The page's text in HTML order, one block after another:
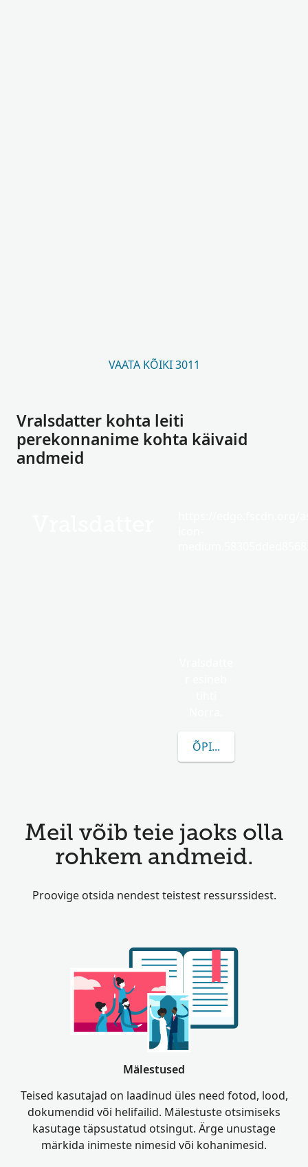
VAATA KÕIKI 3011
Vralsdatter kohta leiti
perekonnanime kohta käivaid
andmeid
ÕPI ROHKEM
Meil võib teie jaoks olla
rohkem andmeid.
Proovige otsida nendest teistest ressurssidest.
Mälestused
Teised kasutajad on laadinud üles need fotod, lood,
dokumendid või helifailid. Mälestuste otsimiseks
kasutage täpsustatud otsingut. Ärge unustage
märkida inimeste nimesid või kohanimesid.